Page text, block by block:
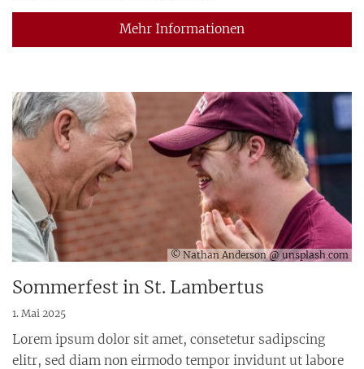
Mehr Informationen
© Nathan Anderson @ unsplash.com
Sommerfest in St. Lambertus
1. Mai 2025
Lorem ipsum dolor sit amet, consetetur sadipscing
elitr, sed diam non eirmodo tempor invidunt ut labore